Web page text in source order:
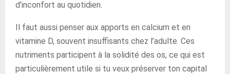
d’inconfort au quotidien.
Il faut aussi penser aux apports en calcium et en
vitamine D, souvent insuffisants chez l’adulte. Ces
nutriments participent à la solidité des os, ce qui est
particulièrement utile si tu veux préserver ton capital